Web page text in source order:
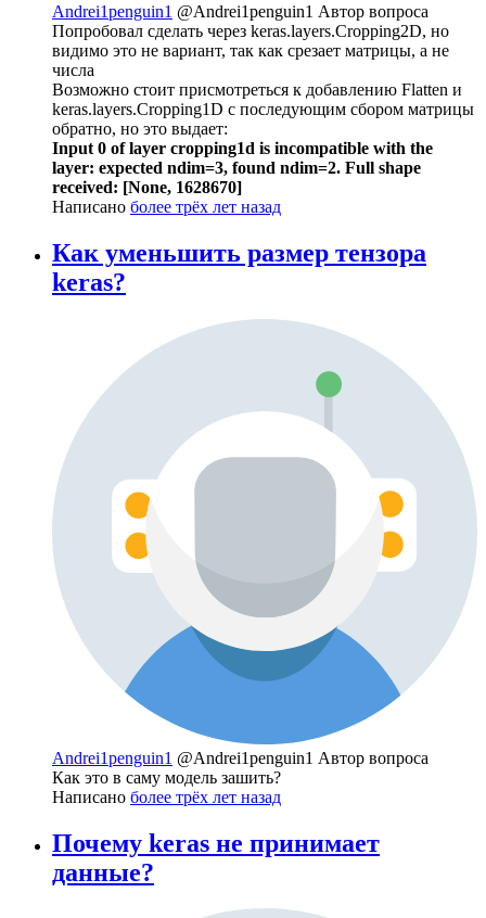
Andrei1penguin1 @Andrei1penguin1 Автор вопроса
Попробовал сделать через keras.layers.Cropping2D, но
видимо это не вариант, так как срезает матрицы, а не
числа
Возможно стоит присмотреться к добавлению Flatten и
keras.layers.Cropping1D с последующим сбором матрицы
обратно, но это выдает:
Input 0 of layer cropping1d is incompatible with the
layer: expected ndim=3, found ndim=2. Full shape
received: [None, 1628670]
Написано более трёх лет назад
Как уменьшить размер тензора
keras?
Andrei1penguin1 @Andrei1penguin1 Автор вопроса
Как это в саму модель зашить?
Написано более трёх лет назад
Почему keras не принимает
данные?